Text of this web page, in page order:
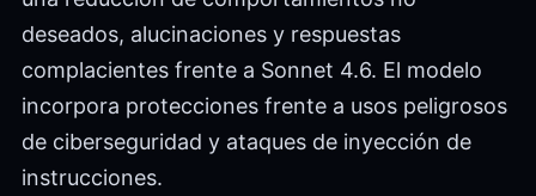
deseados, alucinaciones y respuestas
complacientes frente a Sonnet 4.6. El modelo
incorpora protecciones frente a usos peligrosos
de ciberseguridad y ataques de inyección de
instrucciones.